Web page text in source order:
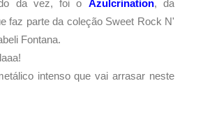
da vez, foi o Azulcrination, da
faz parte da coleção Sweet Rock N'
Fontana.
intenso que vai arrasar neste